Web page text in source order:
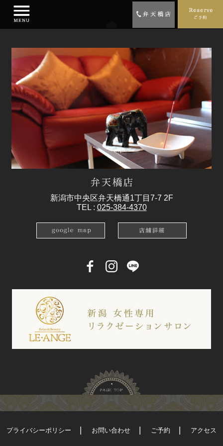
新潟市中央区弁天橋通1丁目7-7 2F
TEL : 025-384-4370
プライバシーポリシー お問い合わせ ご予約 アクセス